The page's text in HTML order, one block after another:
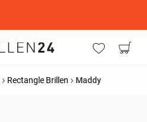
Rectangle Brillen Maddy